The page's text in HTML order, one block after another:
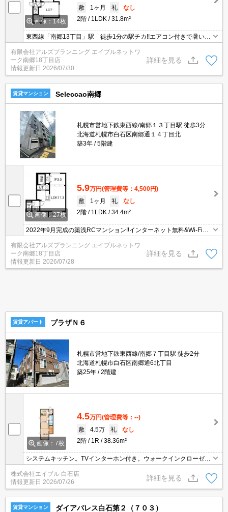
画像：14枚
敷
1ヶ月 礼
なし
2階
1LDK 31.8m²
東西線「南郷13丁目」駅 徒歩1分の駅チカ!!エアコン付きで暑い夏
も快適です♪
有限会社アルズプランニング エイブルネットワ
ーク南郷18丁目店
情報更新日 2026/07/30
詳細を見る
賃貸マンション Seleccao南郷
札幌市営地下鉄東西線/南郷１３丁目駅 徒歩3分
北海道札幌市白石区南郷通１４丁目北
築3年
5階建
画像：27枚
5.9万円(管理費等：4,500円)
敷
1ヶ月 礼
なし
2階
1LDK 34.4m²
2022年9月完成の築浅RCマンション!!インターネット無料&Wi-Fi付!!
駅近・充実設備・ガスリミット付・ペット可の物件です♪
有限会社アルズプランニング エイブルネットワ
ーク南郷18丁目店
情報更新日 2026/07/28
詳細を見る
賃貸アパート プラザＮ６
札幌市営地下鉄東西線/南郷７丁目駅 徒歩2分
北海道札幌市白石区南郷通6北丁目
築25年
2階建
画像：7枚
4.5万円(管理費等：--)
敷
4.5万 礼
なし
2階
1R 38.36m²
システムキッチン。TVインターホン付き。ウォークインクローゼッ
ト付き。収納たっぷり。シャワー付独立洗面台。灯油FF。バス・ト
イレ別。TVインターホン付き。インターネット接続設備あり。
株式会社エイブル 白石店
情報更新日 2026/07/26
詳細を見る
賃貸マンション ダイアパレス白石第２（７０３）